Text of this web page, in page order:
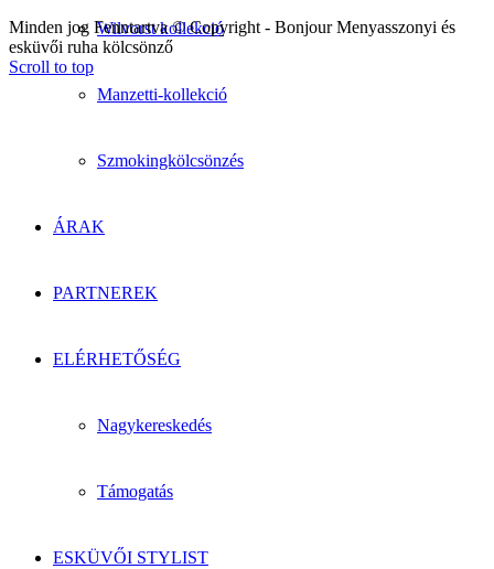
Wilvorst kollekció
Manzetti-kollekció
Szmokingkölcsönzés
ÁRAK
PARTNEREK
ELÉRHETŐSÉG
Nagykereskedés
Támogatás
ESKÜVŐI STYLIST
Minden jog Fenntartva © Copyright - Bonjour Menyasszonyi és
esküvői ruha kölcsönző
Scroll to top